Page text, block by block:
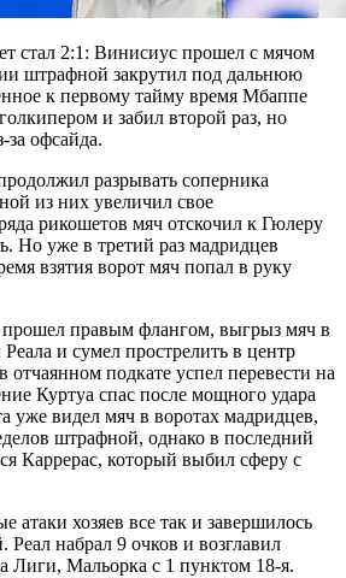
стал 2:1: Винисиус прошел с мячом
штрафной закрутил под дальнюю
к первому тайму время Мбаппе
и забил второй раз, но
за офсайда.
разрывать соперника
из них увеличил свое
рикошетов мяч отскочил к Гюлеру
Но уже в третий раз мадридцев
взятия ворот мяч попал в руку
правым флангом, выгрыз мяч в
и сумел прострелить в центр
подкате успел перевести на
Куртуа спас после мощного удара
уже видел мяч в воротах мадридцев,
штрафной, однако в последний
Каррерас, который выбил сферу с
атаки хозяев все так и завершилось
набрал 9 очков и возглавил
Лиги, Мальорка с 1 пунктом 18-я.